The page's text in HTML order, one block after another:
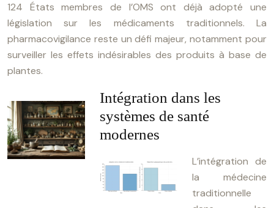
124 États membres de l’OMS ont déjà adopté une
législation sur les médicaments traditionnels. La
pharmacovigilance reste un défi majeur, notamment pour
surveiller les effets indésirables des produits à base de
plantes.
Intégration dans les
systèmes de santé
modernes
L’intégration de
la médecine
traditionnelle